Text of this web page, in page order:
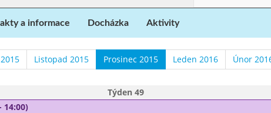
a informace Docházka Aktivity
Listopad 2015 Prosinec 2015 Leden 2016 Únor
Týden 49
14:00)